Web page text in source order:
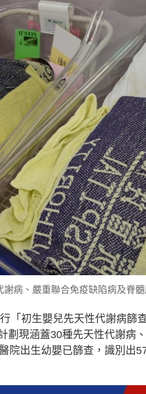
病、嚴重聯合免疫缺陷病及脊髓
「初生嬰兒先天性代謝病篩
劃現涵蓋30種先天性代謝病
院出生幼嬰已篩查，識別出